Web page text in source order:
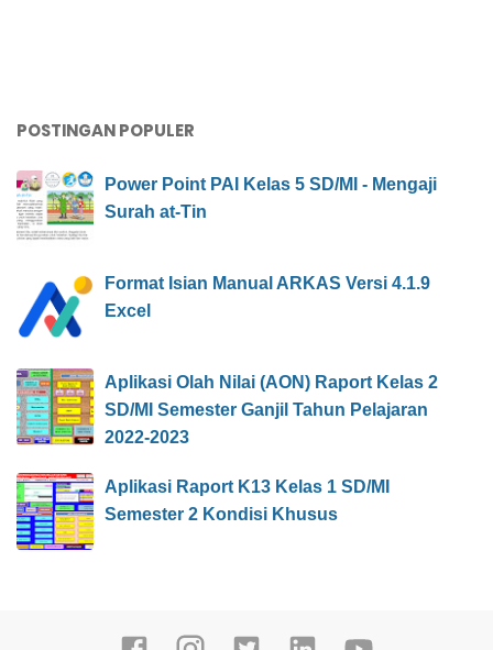
POSTINGAN POPULER
Power Point PAI Kelas 5 SD/MI - Mengaji
Surah at-Tin
Format Isian Manual ARKAS Versi 4.1.9
Excel
Aplikasi Olah Nilai (AON) Raport Kelas 2
SD/MI Semester Ganjil Tahun Pelajaran
2022-2023
Aplikasi Raport K13 Kelas 1 SD/MI
Semester 2 Kondisi Khusus